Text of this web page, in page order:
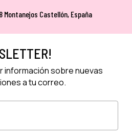
Montanejos Castellón, España
información sobre nuevas
a tu correo.